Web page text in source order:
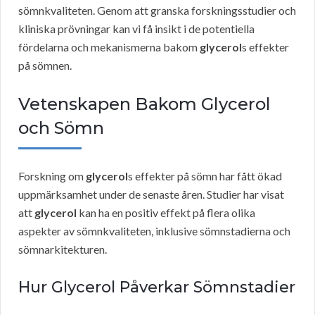
sömnkvaliteten. Genom att granska forskningsstudier och
kliniska prövningar kan vi få insikt i de potentiella
fördelarna och mekanismerna bakom glycerols effekter
på sömnen.
Vetenskapen Bakom Glycerol
och Sömn
Forskning om glycerols effekter på sömn har fått ökad
uppmärksamhet under de senaste åren. Studier har visat
att glycerol kan ha en positiv effekt på flera olika
aspekter av sömnkvaliteten, inklusive sömnstadierna och
sömnarkitekturen.
Hur Glycerol Påverkar Sömnstadier